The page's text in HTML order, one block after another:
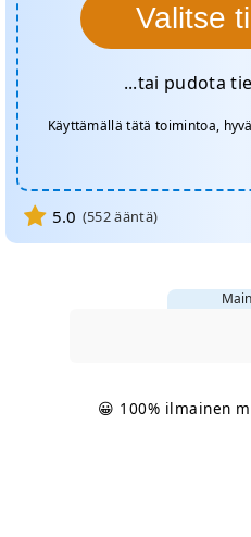
Valitse
...tai pudota
Käyttämällä tätä toimintoa,
5.0 (552ääntä)
😀 100% ilmainen